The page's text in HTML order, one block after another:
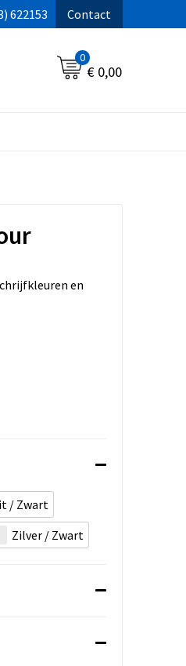
622153 Contact
0
€ 0,00
en
/ Zwart
Zilver / Zwart